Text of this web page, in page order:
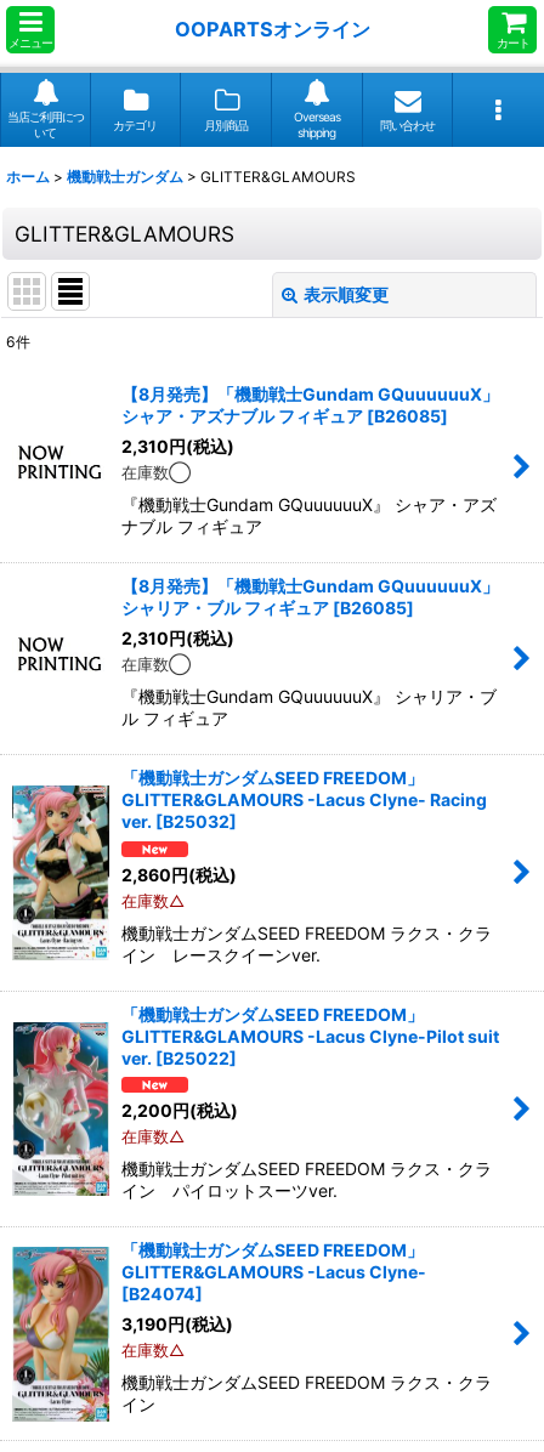
メニュー
OOPARTSオンライン
カート
当店ご利用につ
いて
カテゴリ 月別商品
Overseas
shipping
問い合わせ
ホーム > 機動戦士ガンダム > GLITTER&GLAMOURS
GLITTER&GLAMOURS
表示順変更
絞り込む
6件
【8月発売】「機動戦士Gundam GQuuuuuuX」
シャア・アズナブル フィギュア [B26085]
2,310円(税込)
在庫数◯
『機動戦士Gundam GQuuuuuuX』 シャア・アズ
ナブル フィギュア
【8月発売】「機動戦士Gundam GQuuuuuuX」
シャリア・ブル フィギュア [B26085]
2,310円(税込)
在庫数◯
『機動戦士Gundam GQuuuuuuX』 シャリア・ブ
ル フィギュア
「機動戦士ガンダムSEED FREEDOM」
GLITTER&GLAMOURS -Lacus Clyne- Racing
ver. [B25032]
2,860円(税込)
在庫数△
機動戦士ガンダムSEED FREEDOM ラクス・クラ
イン レースクイーンver.
「機動戦士ガンダムSEED FREEDOM」
GLITTER&GLAMOURS -Lacus Clyne-Pilot suit
ver. [B25022]
2,200円(税込)
在庫数△
機動戦士ガンダムSEED FREEDOM ラクス・クラ
イン パイロットスーツver.
「機動戦士ガンダムSEED FREEDOM」
GLITTER&GLAMOURS -Lacus Clyne-
[B24074]
3,190円(税込)
在庫数△
機動戦士ガンダムSEED FREEDOM ラクス・クラ
イン